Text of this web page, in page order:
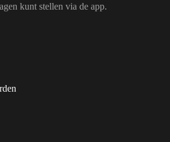
kunt stellen via de app.